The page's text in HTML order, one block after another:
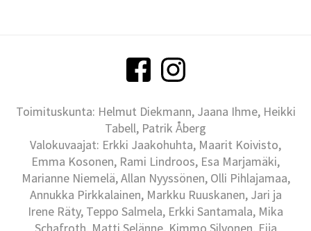
Toimituskunta: Helmut Diekmann, Jaana Ihme, Heikki
Tabell, Patrik Åberg
Valokuvaajat: Erkki Jaakohuhta, Maarit Koivisto,
Emma Kosonen, Rami Lindroos, Esa Marjamäki,
Marianne Niemelä, Allan Nyyssönen, Olli Pihlajamaa,
Annukka Pirkkalainen, Markku Ruuskanen, Jari ja
Irene Räty, Teppo Salmela, Erkki Santamala, Mika